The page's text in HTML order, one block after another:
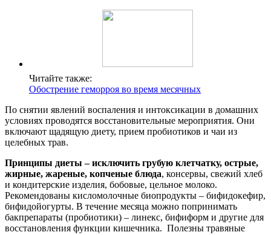
Читайте также:
Обострение геморроя во время месячных
По снятии явлений воспаления и интоксикации в домашних
условиях проводятся восстановительные мероприятия. Они
включают щадящую диету, прием пробиотиков и чаи из
целебных трав.
Принципы диеты – исключить грубую клетчатку, острые,
жирные, жареные, копченые блюда, консервы, свежий хлеб
и кондитерские изделия, бобовые, цельное молоко.
Рекомендованы кисломолочные биопродукты – бифидокефир,
бифидойогурты. В течение месяца можно попринимать
бакпрепараты (пробиотики) – линекс, бифиформ и другие для
восстановления функции кишечника. Полезны травяные